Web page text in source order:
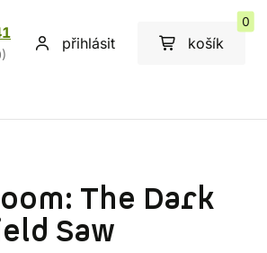
přihlásit košík
0
The Dark
Saw